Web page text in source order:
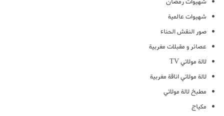
شهيوات عالمية
صور النقش الحناء
عصائر و مقبلات مغربية
لالة مولاتي TV
لالة مولاتي اناقة مغربية
مطبخ لالة مولاتي
مكياج